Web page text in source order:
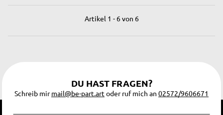
Artikel 1 - 6 von 6
DU HAST FRAGEN?
Schreib mirmail@be-part.artoder ruf mich an 02572/9606671